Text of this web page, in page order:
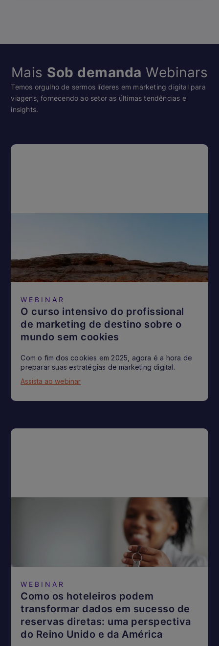
Mais Sob demanda Webinars
Temos orgulho de sermos líderes em marketing digital para
viagens, fornecendo ao setor as últimas tendências e
insights.
WEBINAR
O curso intensivo do profissional
de marketing de destino sobre o
mundo sem cookies
Com o fim dos cookies em 2025, agora é a hora de
preparar suas estratégias de marketing digital.
Assista ao webinar
WEBINAR
Como os hoteleiros podem
transformar dados em sucesso de
reservas diretas: uma perspectiva
do Reino Unido e da América